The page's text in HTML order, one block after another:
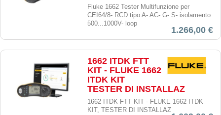
Fluke 1662 Tester Multifunzione per
CEI64/8- RCD tipo A- AC- G- S- isolamento
500...1000V- loop
1.266,00 €
1662 ITDK FTT
KIT - FLUKE 1662
ITDK KIT
TESTER DI INSTALLAZ
1662 ITDK FTT KIT - FLUKE 1662 ITDK
KIT, TESTER DI INSTALLAZ